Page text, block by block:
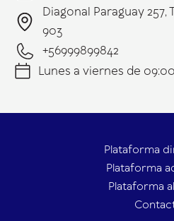
Diagonal Paraguay
903
+56999899842
Lunes a viernes de
Plataforma
Plataforma
Plataforma